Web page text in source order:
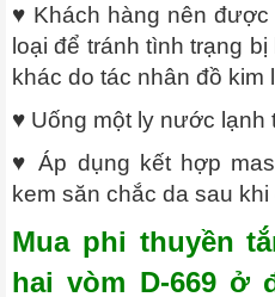
♥ Khách hàng nên
loại để tránh tình trạng
khác do tác nhân đồ kim
♥ Uống một ly nước
♥ Áp dụng kết hợp
kem săn chắc da sau khi
Mua phi thuyền
hai vòm D-669 ở